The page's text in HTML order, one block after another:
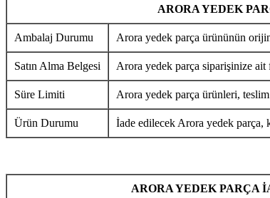
ARORA YEDEK
Ambalaj Durumu Arora yedek parça ürününün
Satın Alma Belgesi Arora yedek parça siparişinize ait
Süre Limiti Arora yedek parça ürünleri,
Ürün Durumu İade edilecek Arora yedek parça,
ARORA YEDEK PARÇA